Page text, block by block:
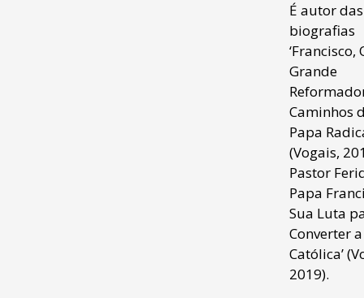
É autor das
biografias
‘Francisco,
Grande
Caminhos
Papa
(Vogais,
Pastor
Papa
Sua Luta
Converter
Católica’
2019).